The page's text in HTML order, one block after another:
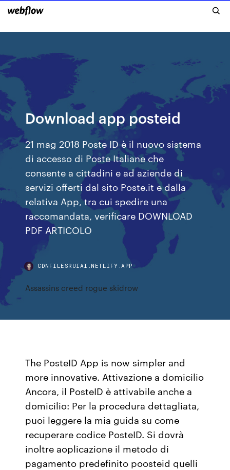
Download app posteid
21 mag 2018 Poste ID è il nuovo sistema
di accesso di Poste Italiane che
consente a cittadini e ad aziende di
servizi offerti dal sito Poste.it e dalla
relativa App, tra cui spedire una
raccomandata, verificare DOWNLOAD
PDF ARTICOLO
CDNFILESRUIAI.NETLIFY.APP
Assassins creed rogue skidrow
The PosteID App is now simpler and
more innovative. Attivazione a domicilio
Ancora, il PosteID è attivabile anche a
domicilio: Per la procedura dettagliata,
puoi leggere la mia guida su come
recuperare codice PosteID. Si dovrà
inoltre aoplicazione il metodo di
pagamento predefinito poosteid quelli